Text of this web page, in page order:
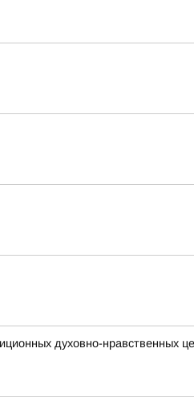
духовно-нравственных